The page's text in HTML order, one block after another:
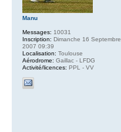
Manu
Messages: 10031
Inscription: Dimanche 16 Septembre
2007 09:39
Localisation: Toulouse
Aérodrome: Gaillac - LFDG
Activité/licences: PPL - VV